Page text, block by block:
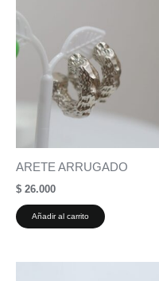
ARETE ARRUGADO
$ 26.000
Añadir al carrito